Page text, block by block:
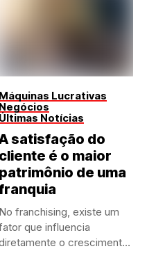
Máquinas Lucrativas
Negócios
Últimas Notícias
satisfação do
cliente é o maior
patrimônio de uma
No franchising, existe um
que influencia
o crescimento